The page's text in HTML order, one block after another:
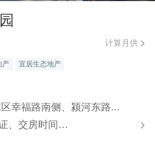
计算月供
产 宜居生态地产
幸福路南侧、颍河东路...
、交房时间…